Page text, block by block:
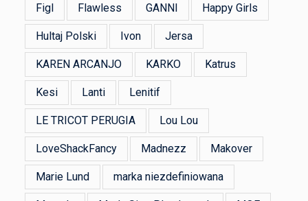
Figl Flawless GANNI Happy Girls
Hultaj Polski Ivon Jersa
KAREN ARCANJO KARKO Katrus
Kesi Lanti Lenitif
LE TRICOT PERUGIA Lou Lou
LoveShackFancy Madnezz Makover
Marie Lund marka niezdefiniowana